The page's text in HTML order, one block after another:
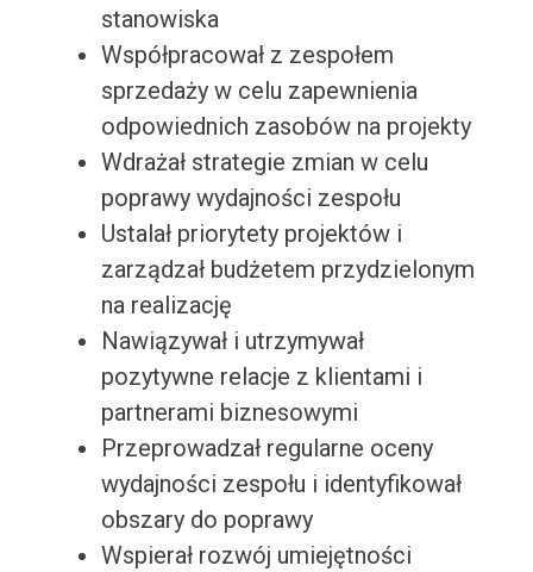
stanowiska
Współpracował z zespołem
sprzedaży w celu zapewnienia
odpowiednich zasobów na projekty
Wdrażał strategie zmian w celu
poprawy wydajności zespołu
Ustalał priorytety projektów i
zarządzał budżetem przydzielonym
na realizację
Nawiązywał i utrzymywał
pozytywne relacje z klientami i
partnerami biznesowymi
Przeprowadzał regularne oceny
wydajności zespołu i identyfikował
obszary do poprawy
Wspierał rozwój umiejętności